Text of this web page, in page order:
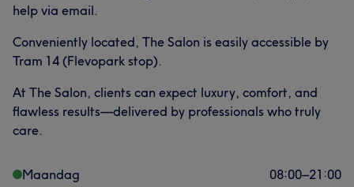
help via email.
Conveniently located, The Salon is easily accessible by
Tram 14 (Flevopark stop).
At The Salon, clients can expect luxury, comfort, and
flawless results—delivered by professionals who truly
care.
Maandag 08:00–21:00